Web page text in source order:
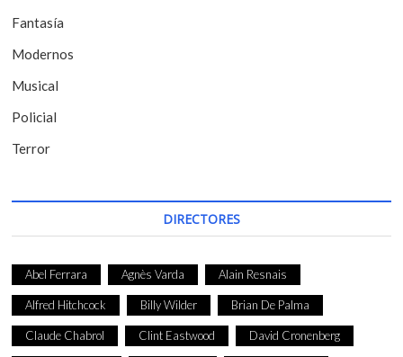
r
a
d
a
s
Fantasía
Modernos
Musical
Policial
Terror
DIRECTORES
Abel Ferrara Agnès Varda Alain Resnais
Alfred Hitchcock Billy Wilder Brian De Palma
Claude Chabrol Clint Eastwood David Cronenberg